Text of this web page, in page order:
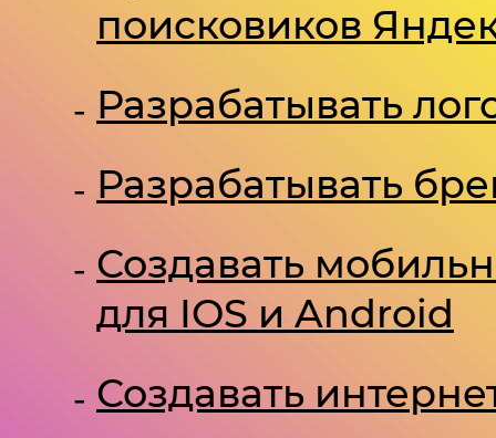
поисковиков
Разрабатывать
Разрабатывать
Создавать
для IOS и Android
Создавать